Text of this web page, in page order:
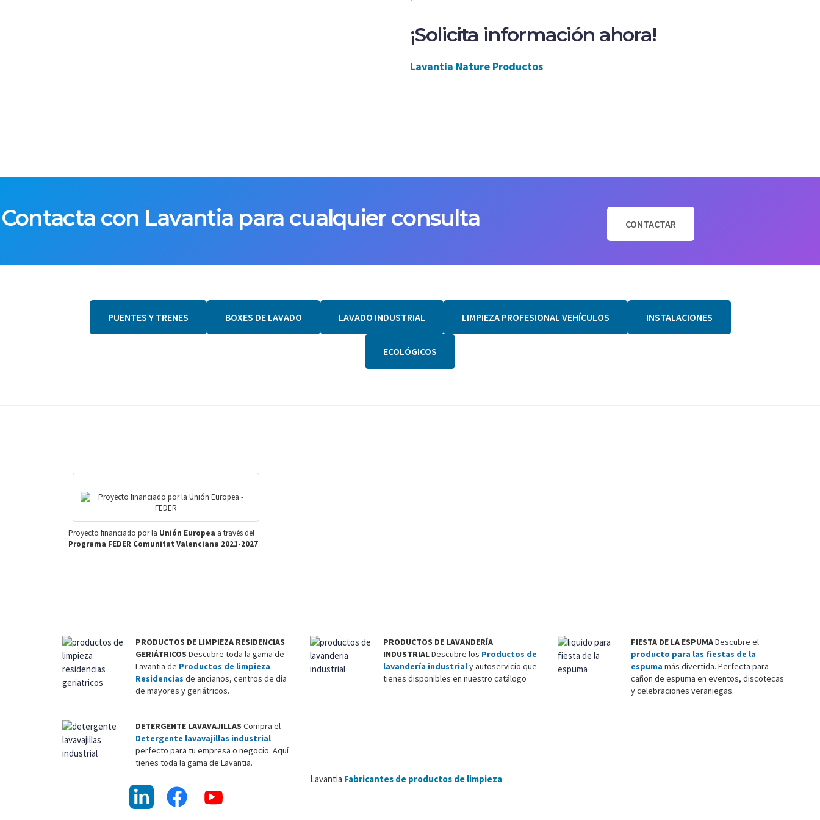
¡Solicita información ahora!
Lavantia Nature Productos
Contacta con Lavantia para cualquier consulta CONTACTAR
PUENTES Y TRENES BOXES DE LAVADO LAVADO INDUSTRIAL LIMPIEZA PROFESIONAL VEHÍCULOS INSTALACIONES
ECOLÓGICOS
Proyecto financiado por la Unión Europea a través del
Programa FEDER Comunitat Valenciana 2021-2027.
PRODUCTOS DE LIMPIEZA RESIDENCIAS
GERIÁTRICOS Descubre toda la gama de
Lavantia de Productos de limpieza
Residencias de ancianos, centros de día
de mayores y geriátricos.
PRODUCTOS DE LAVANDERÍA
INDUSTRIALDescubre los Productos de
lavandería industrialy autoservicio que
tienes disponibles en nuestro catálogo
FIESTA DE LA ESPUMADescubre el
producto para las fiestas de la
espuma más divertida. Perfecta para
cañon de espuma en eventos, discotecas
y celebraciones veraniegas.
DETERGENTE LAVAVAJILLAS Compra el
Detergente lavavajillas industrial
perfecto para tu empresa o negocio. Aquí
tienes toda la gama de Lavantia.
Lavantia Fabricantes de productos de limpieza